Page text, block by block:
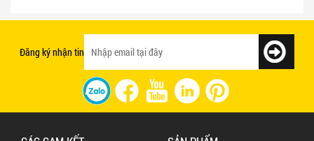
Đăng ký nhận tin